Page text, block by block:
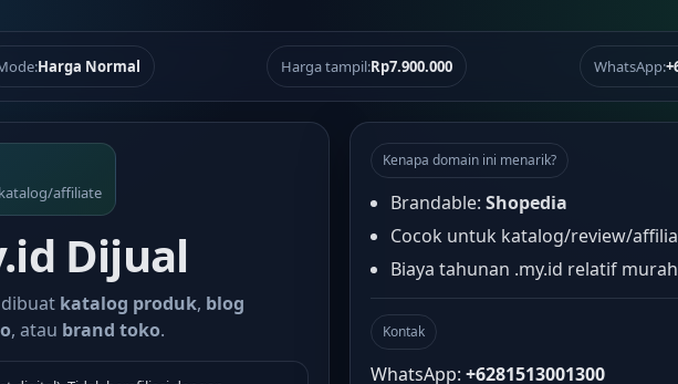
Harga Normal Harga tampil:Rp7.900.000 WhatsApp:
affiliate
Dijual
katalog produk, blog
, atau brand toko.
Kenapa domain ini menarik?
Brandable: Shopedia
Cocok untuk katalog/review/
Biaya tahunan .my.id relatif murah
Kontak
WhatsApp: +6281513001300